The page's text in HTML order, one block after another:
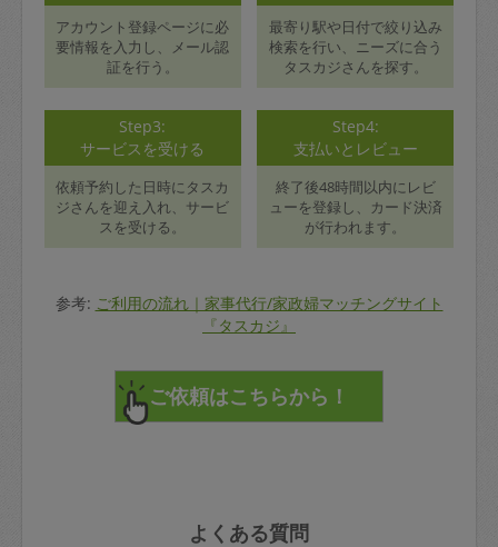
アカウント登録ページに必
要情報を入力し、メール認
証を行う。
最寄り駅や日付で絞り込み
検索を行い、ニーズに合う
タスカジさんを探す。
Step3:
サービスを受ける
依頼予約した日時にタスカ
ジさんを迎え入れ、サービ
スを受ける。
Step4:
支払いとレビュー
終了後48時間以内にレビ
ューを登録し、カード決済
が行われます。
参考: ご利用の流れ｜家事代行/家政婦マッチングサイト
『タスカジ』
よくある質問